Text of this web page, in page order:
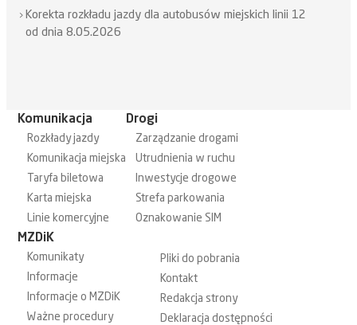
Korekta rozkładu jazdy dla autobusów miejskich linii 12
od dnia 8.05.2026
Komunikacja
Rozkłady jazdy
Komunikacja miejska
Taryfa biletowa
Karta miejska
Linie komercyjne
Drogi
Zarządzanie drogami
Utrudnienia w ruchu
Inwestycje drogowe
Strefa parkowania
Oznakowanie SIM
MZDiK
Komunikaty
Informacje
Informacje o MZDiK
Ważne procedury
Pliki do pobrania
Kontakt
Redakcja strony
Deklaracja dostępności